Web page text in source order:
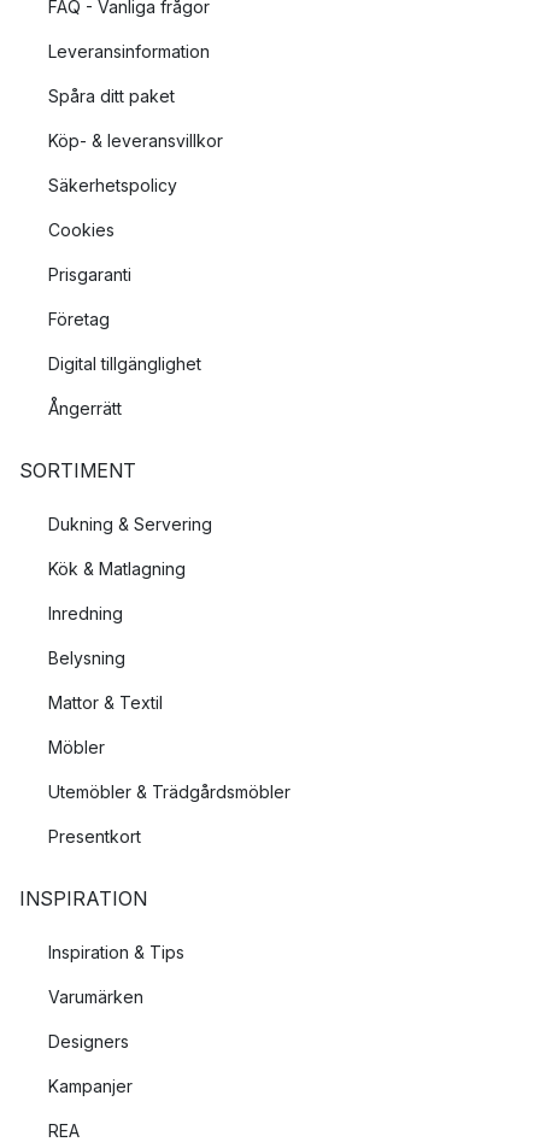
FAQ - Vanliga frågor
Leveransinformation
Spåra ditt paket
Köp- & leveransvillkor
Säkerhetspolicy
Cookies
Prisgaranti
Företag
Digital tillgänglighet
Ångerrätt
SORTIMENT
Dukning & Servering
Kök & Matlagning
Inredning
Belysning
Mattor & Textil
Möbler
Utemöbler & Trädgårdsmöbler
Presentkort
INSPIRATION
Inspiration & Tips
Varumärken
Designers
Kampanjer
REA